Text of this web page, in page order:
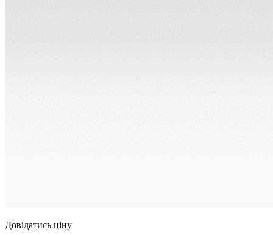
Довідатись ціну